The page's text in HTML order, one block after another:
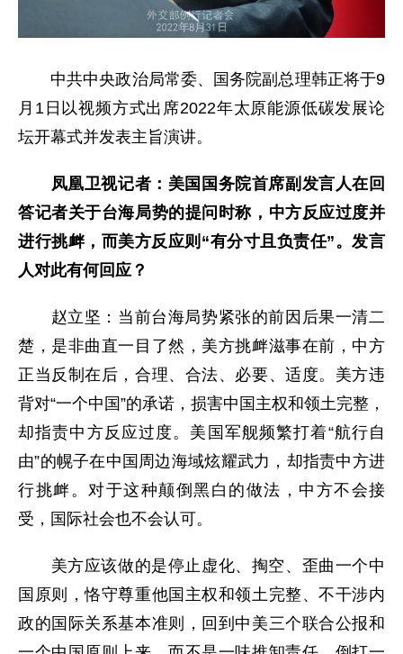
中共中央政治局常委、国务院副总理韩正将于9
月1日以视频方式出席2022年太原能源低碳发展论
坛开幕式并发表主旨演讲。
凤凰卫视记者：美国国务院首席副发言人在回
答记者关于台海局势的提问时称，中方反应过度并
进行挑衅，而美方反应则“有分寸且负责任”。发言
人对此有何回应？
赵立坚：当前台海局势紧张的前因后果一清二
楚，是非曲直一目了然，美方挑衅滋事在前，中方
正当反制在后，合理、合法、必要、适度。美方违
背对“一个中国”的承诺，损害中国主权和领土完整，
却指责中方反应过度。美国军舰频繁打着“航行自
由”的幌子在中国周边海域炫耀武力，却指责中方进
行挑衅。对于这种颠倒黑白的做法，中方不会接
受，国际社会也不会认可。
美方应该做的是停止虚化、掏空、歪曲一个中
国原则，恪守尊重他国主权和领土完整、不干涉内
政的国际关系基本准则，回到中美三个联合公报和